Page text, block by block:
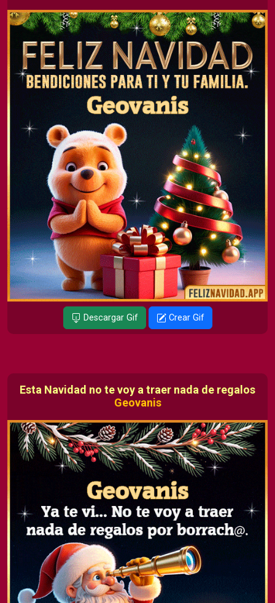
Descargar Gif Crear Gif
Esta Navidad no te voy a traer nada de regalos
Geovanis